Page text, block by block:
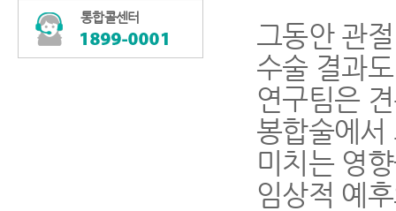
통합콜센터
그동안 관
수술 결과
연구팀은
봉합술에서
미치는 영
임상적 예